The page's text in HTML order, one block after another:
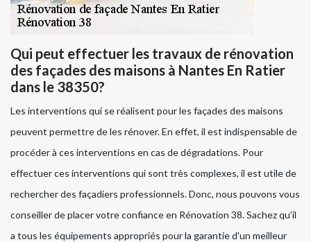
Qui peut effectuer les travaux de rénovation
des façades des maisons à Nantes En Ratier
dans le 38350?
Les interventions qui se réalisent pour les façades des maisons
peuvent permettre de les rénover. En effet, il est indispensable de
procéder à ces interventions en cas de dégradations. Pour
effectuer ces interventions qui sont très complexes, il est utile de
rechercher des façadiers professionnels. Donc, nous pouvons vous
conseiller de placer votre confiance en Rénovation 38. Sachez qu'il
a tous les équipements appropriés pour la garantie d'un meilleur